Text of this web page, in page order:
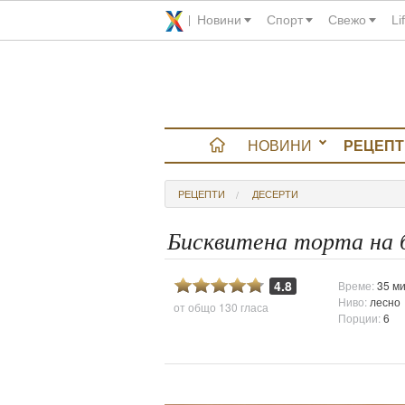
Новини Спорт Свежо
НОВИНИ
РЕЦЕПТИ ДЕСЕРТИ
Бисквитена торта на
4.8
от общо 130 гласа
Време:35
Ниво: лесно
Порции:6